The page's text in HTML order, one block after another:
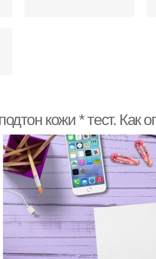
кожи * тест. Как